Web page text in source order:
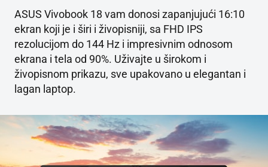
ASUS Vivobook 18 vam donosi zapanjujući 16:10
ekran koji je i širi i živopisniji, sa FHD IPS
rezolucijom do 144 Hz i impresivnim odnosom
ekrana i tela od 90%. Uživajte u širokom i
živopisnom prikazu, sve upakovano u elegantan i
lagan laptop.